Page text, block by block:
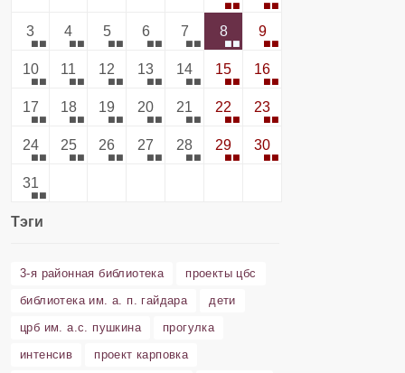
3 4 5 6 7 8 9
10 11 12 13 14 15 16
17 18 19 20 21 22 23
24 25 26 27 28 29 30
31
Тэги
3-я районная библиотека
проекты цбс
библиотека им. а. п. гайдара
дети
црб им. а.с. пушкина
прогулка
интенсив
проект карповка